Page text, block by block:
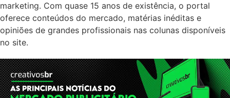
marketing. Com quase 15 anos de existência, o portal
oferece conteúdos do mercado, matérias inéditas e
opiniões de grandes profissionais nas colunas disponíveis
no site.